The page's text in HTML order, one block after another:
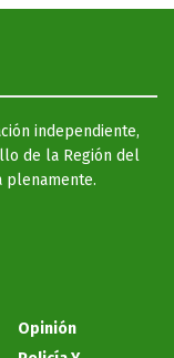
independiente,
de la Región del
plenamente.
Opinión